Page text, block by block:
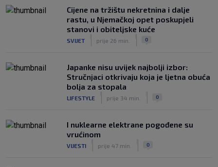
Cijene na tržištu nekretnina i dalje
rastu, u Njemačkoj opet poskupjeli
stanovi i obiteljske kuće
SVIJET prije 26 min. 0
Japanke nisu uvijek najbolji izbor:
Stručnjaci otkrivaju koja je ljetna obuća
bolja za stopala
LIFESTYLE prije 34 min. 0
I nuklearne elektrane pogođene su
vrućinom
VIJESTI prije 47 min. 0